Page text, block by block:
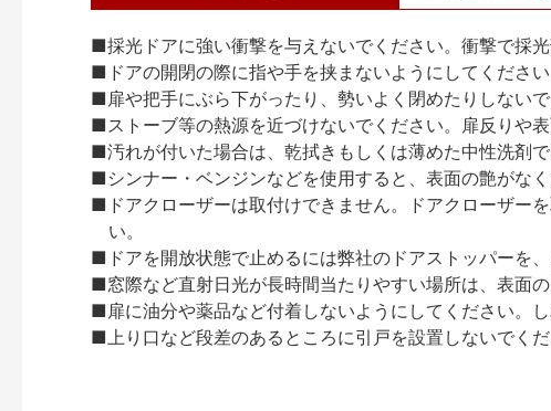
■採光ドアに強い衝撃を与えないでください。衝撃で採光
■ドアの開閉の際に指や手を挟まないようにしてください
■扉や把手にぶら下がったり、勢いよく閉めたりしないで
■ストーブ等の熱源を近づけないでください。扉反りや表
■汚れが付いた場合は、乾拭きもしくは薄めた中性洗剤
■シンナー・ベンジンなどを使用すると、表面の艶がな
■ドアクローザーは取付けできません。ドアクローザー
い。
■ドアを開放状態で止めるには弊社のドアストッパーを
■窓際など直射日光が長時間当たりやすい場所は、表面
■扉に油分や薬品など付着しないようにしてください。し
■上り口など段差のあるところに引戸を設置しないでく